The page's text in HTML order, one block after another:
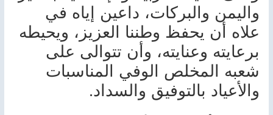
واليمن والبركات، داعين إياه في
علاه أن يحفظ وطننا العزيز، ويحيطه
برعايته وعنايته، وأن تتوالى على
شعبه المخلص الوفي المناسبات
والأعياد بالتوفيق والسداد.